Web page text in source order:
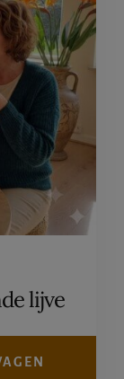
lijve